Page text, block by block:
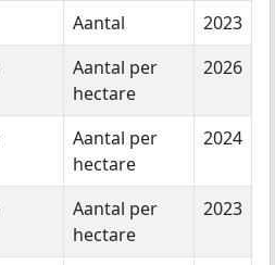
Aantal
2023
Aantal per
hectare
2026
Aantal per
hectare
2024
Aantal per
hectare
2023